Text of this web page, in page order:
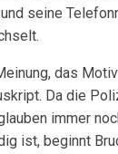
seine
das
Da die
immer
ist, beginnt